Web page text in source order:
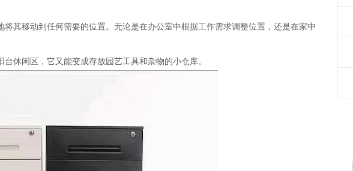
其移动到任何需要的位置。无论是在办公室中根据工作需求调整位置，还是在家中
休闲区，它又能变成存放园艺工具和杂物的小仓库。